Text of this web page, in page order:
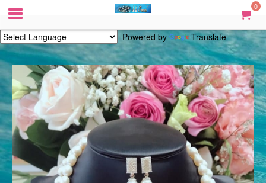
0
Powered by Translate